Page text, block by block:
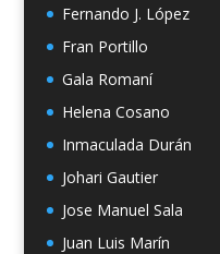
Fernando J. López
Fran Portillo
Gala Romaní
Helena Cosano
Inmaculada Durán
Johari Gautier
Jose Manuel Sala
Juan Luis Marín